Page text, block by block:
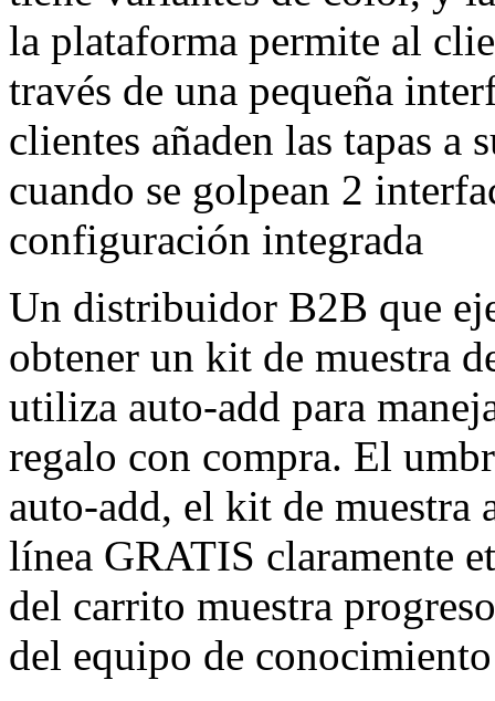
la plataforma permite al
través de una pequeña
clientes añaden las tapas a
cuando se golpean 2
configuración integrada
Un distribuidor B2B que
obtener un kit de muestra
utiliza auto-add para
regalo con compra. El
auto-add, el kit de muestra
línea GRATIS claramente
del carrito muestra
del equipo de